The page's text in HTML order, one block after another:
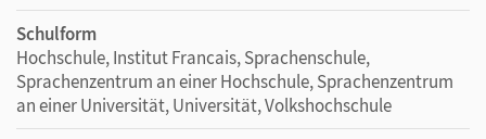
Schulform
Hochschule, Institut Francais, Sprachenschule,
Sprachenzentrum an einer Hochschule, Sprachenzentrum
an einer Universität, Universität, Volkshochschule